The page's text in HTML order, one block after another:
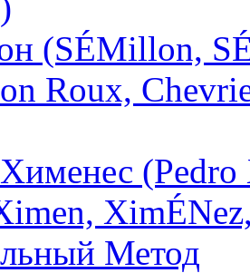
(SÉMillon,
Roux,
(Pedro
Метод